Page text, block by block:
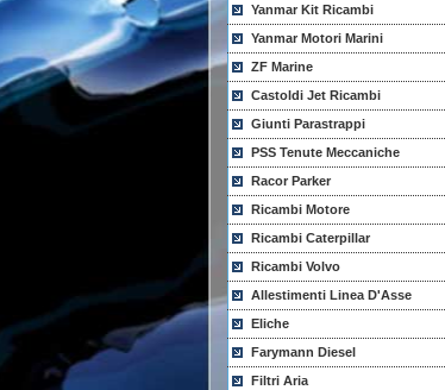
Yanmar Kit Ricambi
Yanmar Motori Marini
ZF Marine
Castoldi Jet Ricambi
Giunti Parastrappi
PSS Tenute Meccaniche
Racor Parker
Ricambi Motore
Ricambi Caterpillar
Ricambi Volvo
Allestimenti Linea D'Asse
Eliche
Farymann Diesel
Filtri Aria